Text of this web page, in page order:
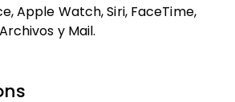
Apple Watch, Siri, FaceTime,
y Mail.